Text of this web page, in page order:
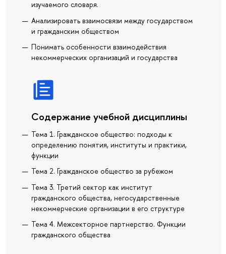
изучаемого словаря.
Анализировать взаимосвязи между государством
и гражданским обществом
Понимать особенности взаимодействия
некоммерческих организаций и государства
Содержание учебной дисциплины
Тема 1. Гражданское общество: подходы к
определению понятия, институты и практики,
функции
Тема 2. Гражданское общество за рубежом
Тема 3. Третий сектор как институт
гражданского общества, негосударственные
некоммерческие организации в его структуре
Тема 4. Межсекторное партнерство. Функции
гражданского общества